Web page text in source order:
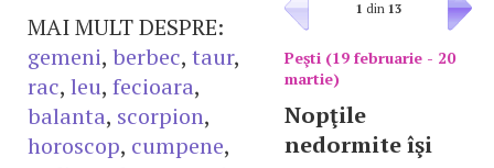
1 din 13
Peşti (19 februarie - 20
martie)
Nopţile
nedormite îşi
MAI MULT DESPRE:
gemeni, berbec, taur,
rac, leu, fecioara,
balanta, scorpion,
horoscop, cumpene,